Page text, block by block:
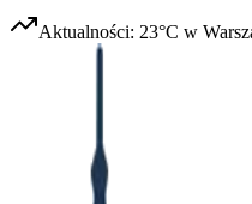
Aktualności: 23°C w